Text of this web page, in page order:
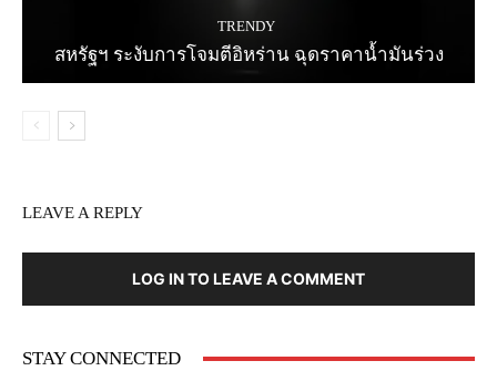
TRENDY
สหรัฐฯ ระงับการโจมตีอิหร่าน ฉุดราคาน้ำมันร่วง
LEAVE A REPLY
LOG IN TO LEAVE A COMMENT
STAY CONNECTED